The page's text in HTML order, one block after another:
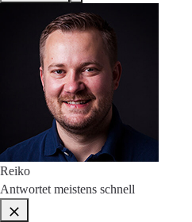
Reiko
Antwortet meistens schnell